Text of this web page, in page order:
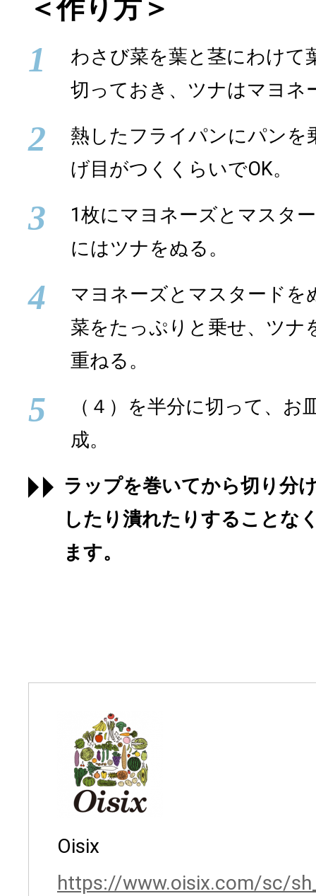
＜作り方＞
1
わさび菜を葉と茎にわけて
切っておき、ツナはマヨネ
2
熱したフライパンにパンを
げ目がつくくらいでOK。
3
1枚にマヨネーズとマスタ
にはツナをぬる。
4
マヨネーズとマスタードを
菜をたっぷりと乗せ、ツナ
重ねる。
5
（４）を半分に切って、お
成。
ラップを巻いてから切り分
したり潰れたりすることな
ます。
Oisix
https://www.oisix.com/sc/